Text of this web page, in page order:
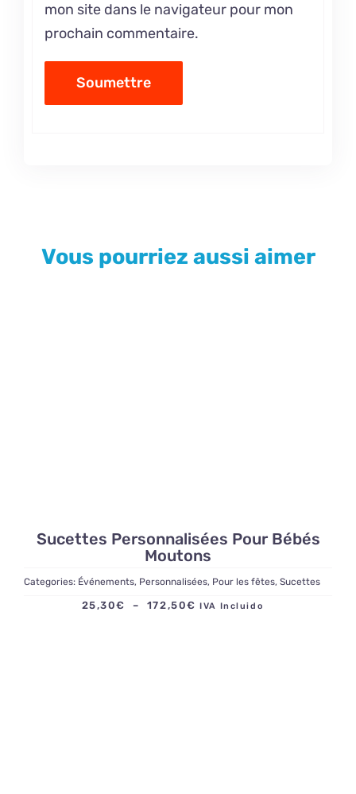
mon site dans le navigateur pour mon
prochain commentaire.
Vous pourriez aussi aimer
Sucettes Personnalisées Pour Bébés
Moutons
Categories: Événements, Personnalisées, Pour les fêtes, Sucettes
25,30€ – 172,50€ Plage
IVA Incluido